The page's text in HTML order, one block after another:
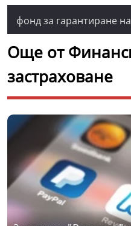
фонд за гарантиране
Още от
застраховане